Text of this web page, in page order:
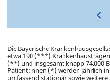
Die Bayerische
etwa 190 (***)
(**) und insgesamt knapp 74.000
Patient:innen (*) werden jährlich
umfassend stationär sowie